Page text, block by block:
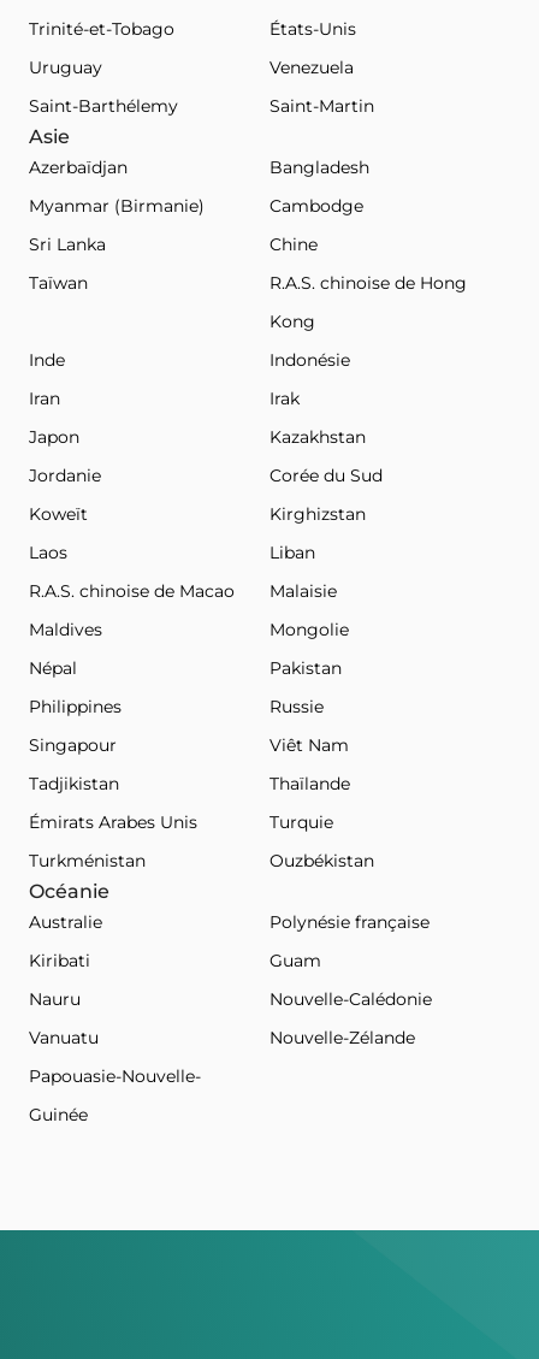
Trinité-et-Tobago
États-Unis
Uruguay
Venezuela
Saint-Barthélemy
Saint-Martin
Asie
Azerbaïdjan
Bangladesh
Myanmar (Birmanie)
Cambodge
Sri Lanka
Chine
Taïwan
R.A.S. chinoise de Hong
Kong
Inde
Indonésie
Iran
Irak
Japon
Kazakhstan
Jordanie
Corée du Sud
Koweït
Kirghizstan
Laos
Liban
R.A.S. chinoise de Macao
Malaisie
Maldives
Mongolie
Népal
Pakistan
Philippines
Russie
Singapour
Viêt Nam
Tadjikistan
Thaïlande
Émirats Arabes Unis
Turquie
Turkménistan
Ouzbékistan
Océanie
Australie
Polynésie française
Kiribati
Guam
Nauru
Nouvelle-Calédonie
Vanuatu
Nouvelle-Zélande
Papouasie-Nouvelle-
Guinée